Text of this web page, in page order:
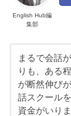
English Hub編
集部
まるで会話
りも、ある
が断然伸び
話スクール
資金がいり